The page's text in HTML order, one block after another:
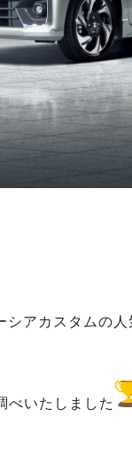
シアカスタムの人
べいたしました